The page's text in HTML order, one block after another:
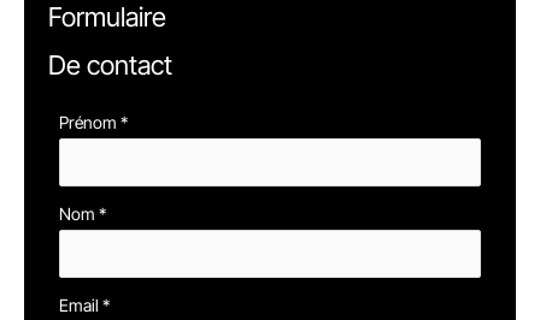
Formulaire
De contact
Formulaire
avec
téléphone
Prénom *
Nom *
Email *